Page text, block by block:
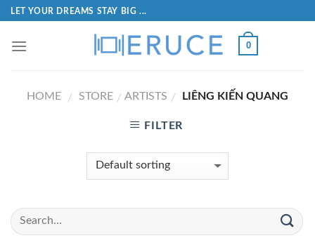
LET YOUR DREAMS STAY BIG ...
0
HOME / STORE / ARTISTS / LIÊNG KIẾN QUANG
FILTER